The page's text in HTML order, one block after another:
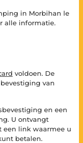
in Morbihan le
alle informatie.
voldoen. De
van
en een
U ontvangt
link waarmee u
betalen.